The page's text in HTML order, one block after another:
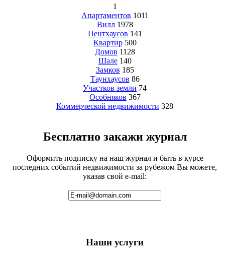
1
Апартаментов 1011
Вилл 1978
Пентхаусов 141
Квартир 500
Домов 1128
Шале 140
Замков 185
Таунхаусов 86
Участков земли 74
Особняков 367
Коммерческой недвижимости 328
Бесплатно закажи журнал
Оформить подписку на наш журнал и быть в курсе
последних событий недвижимости за рубежом Вы можете,
указав свой e-mail:
Наши услуги